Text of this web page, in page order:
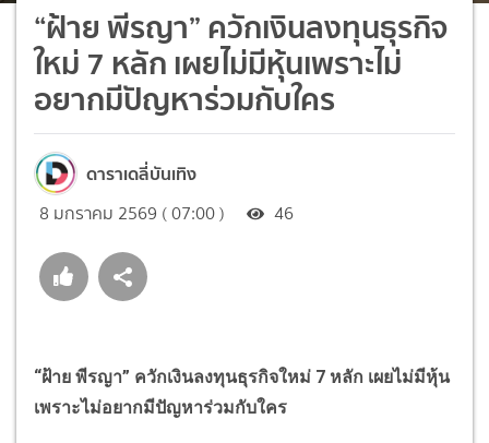
“ฝ้าย พีรญา” ควักเงินลงทุนธุรกิจ
ใหม่ 7 หลัก เผยไม่มีหุ้นเพราะไม่
อยากมีปัญหาร่วมกับใคร
ดาราเดลี่บันเทิง
8 มกราคม 2569 ( 07:00 ) 46
“ฝ้าย พีรญา” ควักเงินลงทุนธุรกิจใหม่ 7 หลัก เผยไม่มีหุ้น
เพราะไม่อยากมีปัญหาร่วมกับใคร